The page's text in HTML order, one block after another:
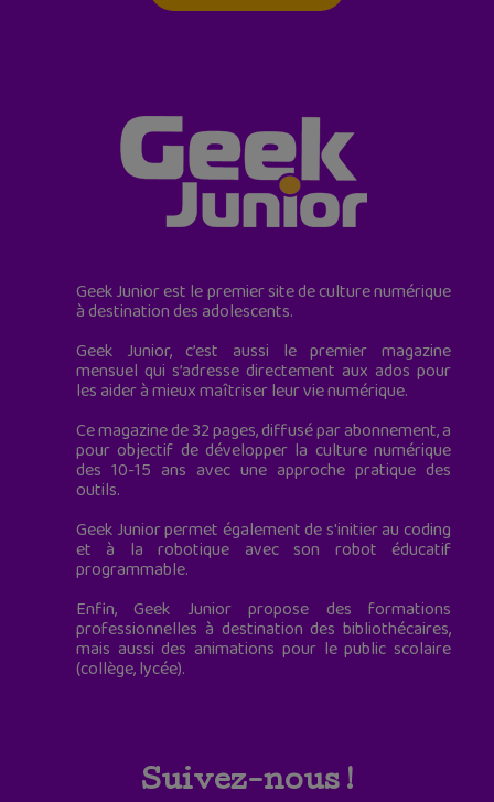
Geek Junior est le premier site de culture numérique
à destination des adolescents.
Geek Junior, c’est aussi le premier magazine
mensuel qui s’adresse directement aux ados pour
les aider à mieux maîtriser leur vie numérique.
Ce magazine de 32 pages, diffusé par abonnement, a
pour objectif de développer la culture numérique
des 10-15 ans avec une approche pratique des
outils.
Geek Junior permet également de s'initier au coding
et à la robotique avec son robot éducatif
programmable.
Enfin, Geek Junior propose des formations
professionnelles à destination des bibliothécaires,
mais aussi des animations pour le public scolaire
(collège, lycée).
Suivez-nous !